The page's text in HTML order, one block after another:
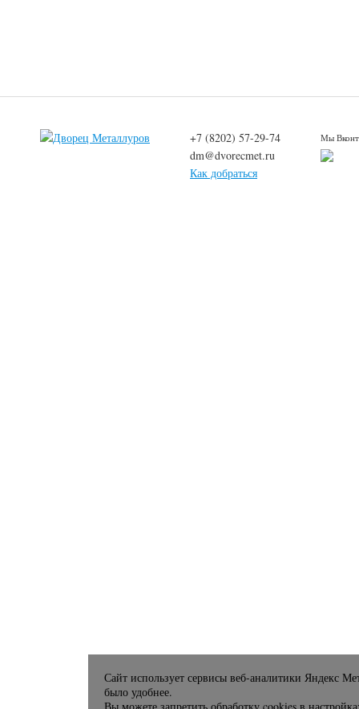
+7 (8202) 57-29-74
dm@dvorecmet.ru
Как добраться
Мы
Сайт использует сервисы веб-аналитики Яндекс
было удобнее.